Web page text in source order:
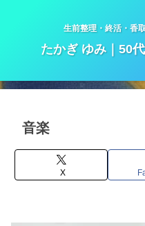
生前整理・終活・香
たかぎ ゆみ｜50
音楽
X